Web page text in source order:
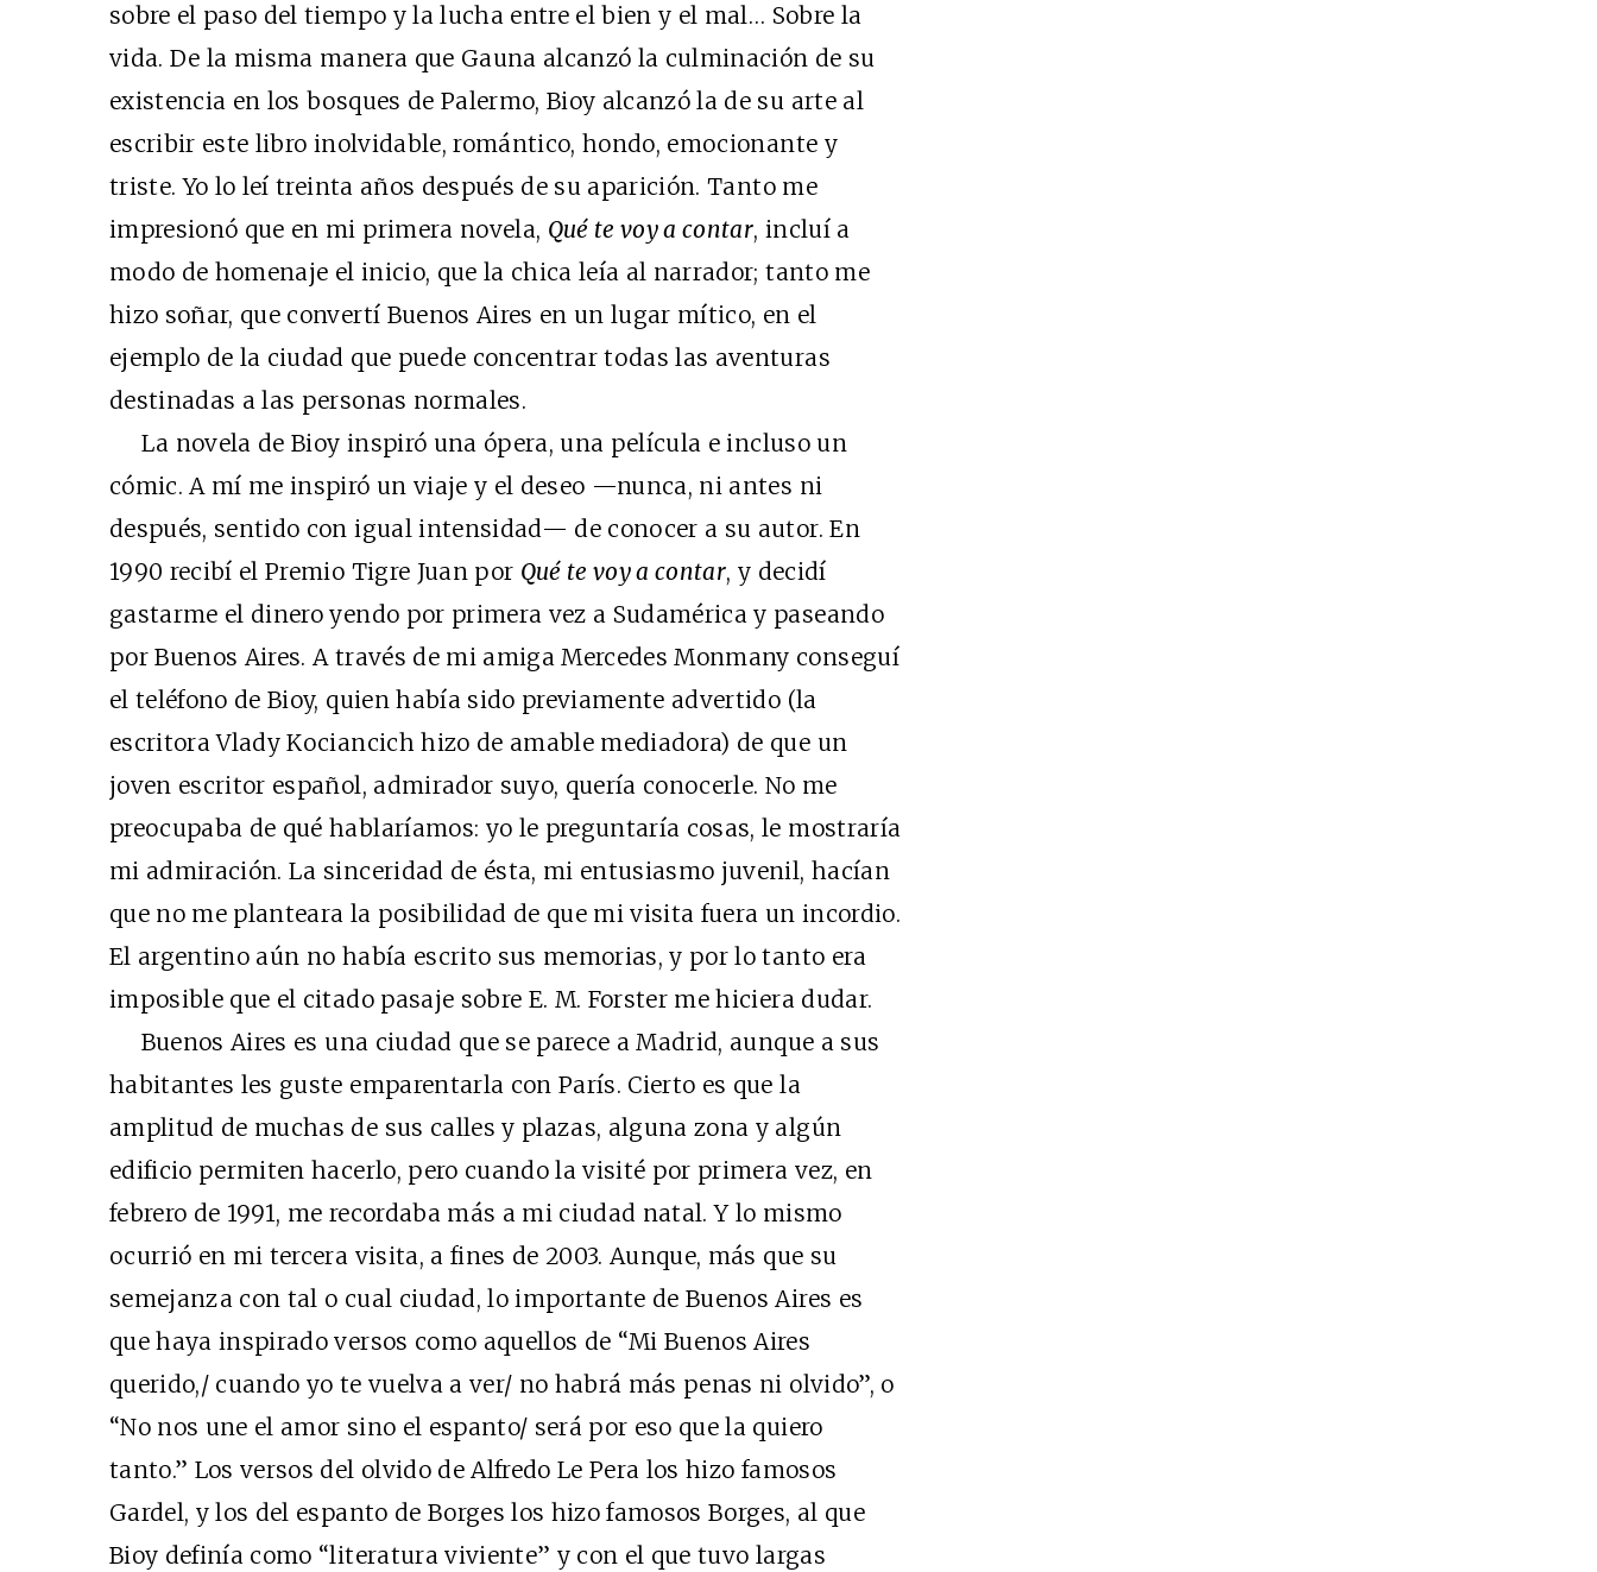
sobre el paso del tiempo y la lucha entre el bien y el mal… Sobre la
vida. De la misma manera que Gauna alcanzó la culminación de su
existencia en los bosques de Palermo, Bioy alcanzó la de su arte al
escribir este libro inolvidable, romántico, hondo, emocionante y
triste. Yo lo leí treinta años después de su aparición. Tanto me
impresionó que en mi primera novela, Qué te voy a contar, incluí a
modo de homenaje el inicio, que la chica leía al narrador; tanto me
hizo soñar, que convertí Buenos Aires en un lugar mítico, en el
ejemplo de la ciudad que puede concentrar todas las aventuras
destinadas a las personas normales.
La novela de Bioy inspiró una ópera, una película e incluso un
cómic. A mí me inspiró un viaje y el deseo —nunca, ni antes ni
después, sentido con igual intensidad— de conocer a su autor. En
1990 recibí el Premio Tigre Juan por Qué te voy a contar, y decidí
gastarme el dinero yendo por primera vez a Sudamérica y paseando
por Buenos Aires. A través de mi amiga Mercedes Monmany conseguí
el teléfono de Bioy, quien había sido previamente advertido (la
escritora Vlady Kociancich hizo de amable mediadora) de que un
joven escritor español, admirador suyo, quería conocerle. No me
preocupaba de qué hablaríamos: yo le preguntaría cosas, le mostraría
mi admiración. La sinceridad de ésta, mi entusiasmo juvenil, hacían
que no me planteara la posibilidad de que mi visita fuera un incordio.
El argentino aún no había escrito sus memorias, y por lo tanto era
imposible que el citado pasaje sobre E. M. Forster me hiciera dudar.
Buenos Aires es una ciudad que se parece a Madrid, aunque a sus
habitantes les guste emparentarla con París. Cierto es que la
amplitud de muchas de sus calles y plazas, alguna zona y algún
edificio permiten hacerlo, pero cuando la visité por primera vez, en
febrero de 1991, me recordaba más a mi ciudad natal. Y lo mismo
ocurrió en mi tercera visita, a fines de 2003. Aunque, más que su
semejanza con tal o cual ciudad, lo importante de Buenos Aires es
que haya inspirado versos como aquellos de “Mi Buenos Aires
querido,/ cuando yo te vuelva a ver/ no habrá más penas ni olvido”, o
“No nos une el amor sino el espanto/ será por eso que la quiero
tanto.” Los versos del olvido de Alfredo Le Pera los hizo famosos
Gardel, y los del espanto de Borges los hizo famosos Borges, al que
Bioy definía como “literatura viviente” y con el que tuvo largas